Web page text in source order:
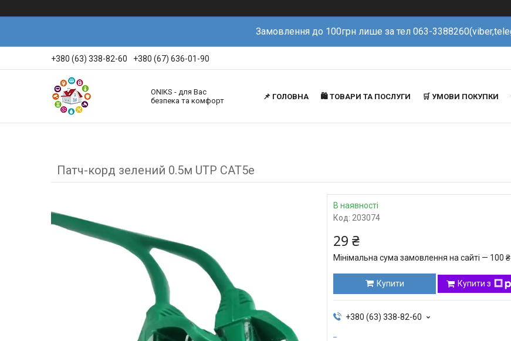
Замовлення до 100грн лише за тел 063-
+380 (63) 338-82-60 +380 (67) 636-01-90
ONIKS - для Вас
безпека та комфорт
📌 ГОЛОВНА 🛍️ ТОВАРИ ТА ПОСЛУГИ 🛒 УМОВИ ПОКУПКИ
Патч-корд зелений 0.5м UTP CAT5e
В наявності
Код: 203074
29 ₴
Мінімальна сума замовлення на сайті — 100 ₴
Купити Купити з
+380 (63) 338-82-60